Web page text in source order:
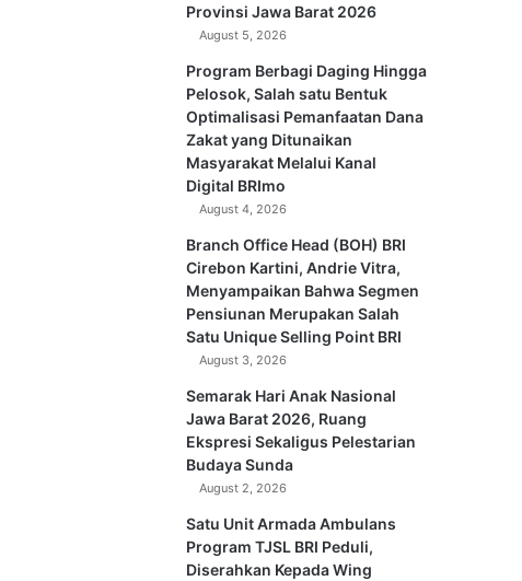
Provinsi Jawa Barat 2026
August 5, 2026
Program Berbagi Daging Hingga
Pelosok, Salah satu Bentuk
Optimalisasi Pemanfaatan Dana
Zakat yang Ditunaikan
Masyarakat Melalui Kanal
Digital BRImo
August 4, 2026
Branch Office Head (BOH) BRI
Cirebon Kartini, Andrie Vitra,
Menyampaikan Bahwa Segmen
Pensiunan Merupakan Salah
Satu Unique Selling Point BRI
August 3, 2026
Semarak Hari Anak Nasional
Jawa Barat 2026, Ruang
Ekspresi Sekaligus Pelestarian
Budaya Sunda
August 2, 2026
Satu Unit Armada Ambulans
Program TJSL BRI Peduli,
Diserahkan Kepada Wing